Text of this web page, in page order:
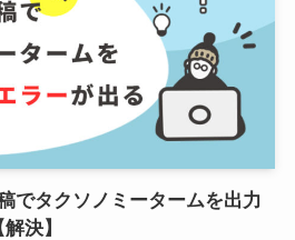
でタクソノミータームを出力
決】